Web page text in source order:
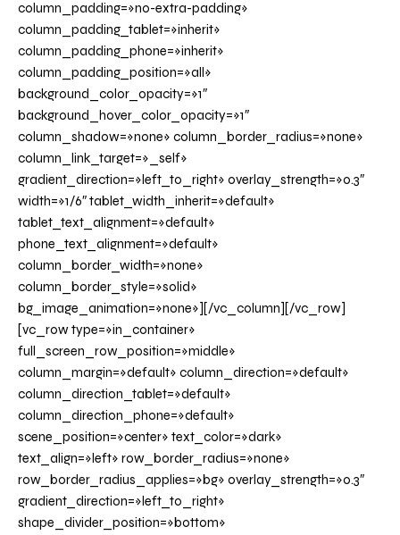
column_padding=»no-extra-padding»
column_padding_tablet=»inherit»
column_padding_phone=»inherit»
column_padding_position=»all»
background_color_opacity=»1″
background_hover_color_opacity=»1″
column_shadow=»none» column_border_radius=»none»
column_link_target=»_self»
gradient_direction=»left_to_right» overlay_strength=»0.3″
width=»1/6″ tablet_width_inherit=»default»
tablet_text_alignment=»default»
phone_text_alignment=»default»
column_border_width=»none»
column_border_style=»solid»
bg_image_animation=»none»][/vc_column][/vc_row]
[vc_row type=»in_container»
full_screen_row_position=»middle»
column_margin=»default» column_direction=»default»
column_direction_tablet=»default»
column_direction_phone=»default»
scene_position=»center» text_color=»dark»
text_align=»left» row_border_radius=»none»
row_border_radius_applies=»bg» overlay_strength=»0.3″
gradient_direction=»left_to_right»
shape_divider_position=»bottom»